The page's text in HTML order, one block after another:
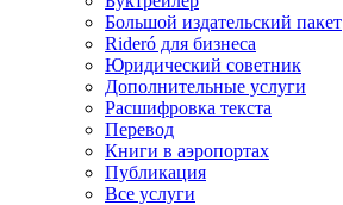
Большой издательский пакет
Rideró для бизнеса
Юридический советник
Дополнительные услуги
Расшифровка текста
Перевод
Книги в аэропортах
Публикация
Все услуги